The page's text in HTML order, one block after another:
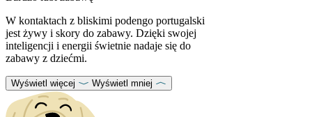
W kontaktach z bliskimi podengo portugalski
jest żywy i skory do zabawy. Dzięki swojej
inteligencji i energii świetnie nadaje się do
zabawy z dziećmi.
Wyświetl więcej Wyświetl mniej